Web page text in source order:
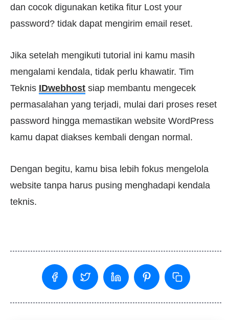
dan cocok digunakan ketika fitur Lost your
password? tidak dapat mengirim email reset.
Jika setelah mengikuti tutorial ini kamu masih
mengalami kendala, tidak perlu khawatir. Tim
Teknis IDwebhost siap membantu mengecek
permasalahan yang terjadi, mulai dari proses reset
password hingga memastikan website WordPress
kamu dapat diakses kembali dengan normal.
Dengan begitu, kamu bisa lebih fokus mengelola
website tanpa harus pusing menghadapi kendala
teknis.